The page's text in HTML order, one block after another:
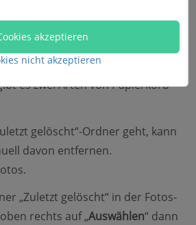
den Papierkorb auf
iPad?
es zwei Arten von Papierkorb
gelöscht“-Ordner geht, kann
davon entfernen.
„Zuletzt gelöscht“ in der Fotos-
rechts auf „Auswählen“ dann
akzeptieren
nicht akzeptieren